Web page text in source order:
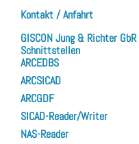
Kontakt / Anfahrt
GISCON Jung & Richter GbR
Schnittstellen
ARCEDBS
ARCSICAD
ARCGDF
SICAD-Reader/Writer
NAS-Reader